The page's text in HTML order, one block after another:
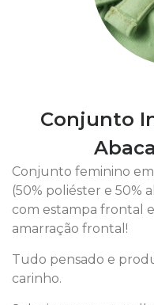
Conjunto
Conjunto feminino
(50% poliéster e 50%
com estampa frontal
amarração frontal!
Tudo pensado e
carinho.